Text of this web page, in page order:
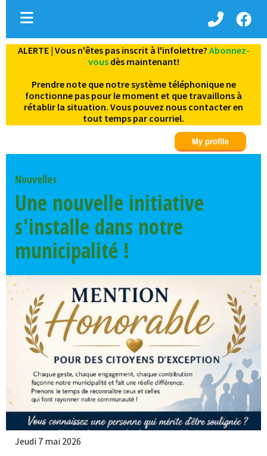
(Vie municipale )
(Decouvrez Denholm )
ALERTE | Vous n'êtes pas inscrit à l'infolettre? Abonnez-
vousdès maintenant!
Prendre note que notre système téléphonique ne
fonctionne pas pour le moment et que travaillons à
rétablir la situation. Vous pouvez nous contacter en
tout temps par courriel.
Nouvelles
Une nouvelle initiative
s'installe dans notre
municipalité !
Jeudi 7 mai 2026